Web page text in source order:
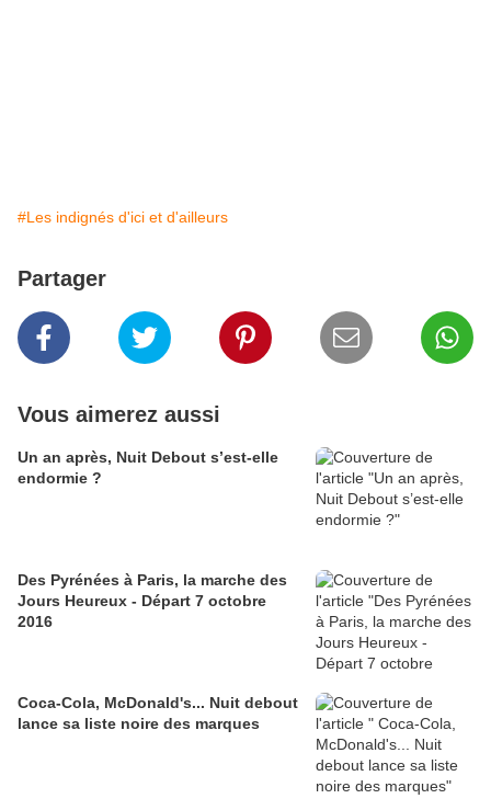
#Les indignés d'ici et d'ailleurs
Partager
Vous aimerez aussi
Un an après, Nuit Debout s’est-elle
endormie ?
Des Pyrénées à Paris, la marche des
Jours Heureux - Départ 7 octobre
2016
Coca-Cola, McDonald's... Nuit debout
lance sa liste noire des marques